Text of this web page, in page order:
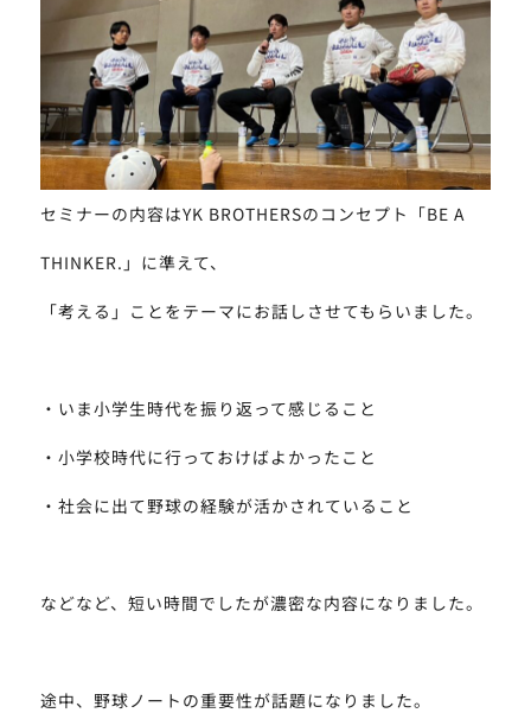
セミナーの内容はYK BROTHERSのコンセプト「BE A
THINKER.」に準えて、
「考える」ことをテーマにお話しさせてもらいました。
・いま小学生時代を振り返って感じること
・小学校時代に行っておけばよかったこと
・社会に出て野球の経験が活かされていること
などなど、短い時間でしたが濃密な内容になりました。
途中、野球ノートの重要性が話題になりました。